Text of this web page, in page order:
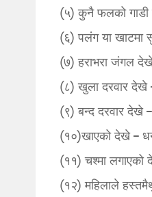
(५) कुनै फलको
(६) पलंग या खाटमा
(७) हराभरा जंगल
(८) खुला दरवार देखे
(९) बन्द दरवार देखे
(१०)खाएको देखे – धन
(११) चश्मा लगाएको
(१२) महिलाले